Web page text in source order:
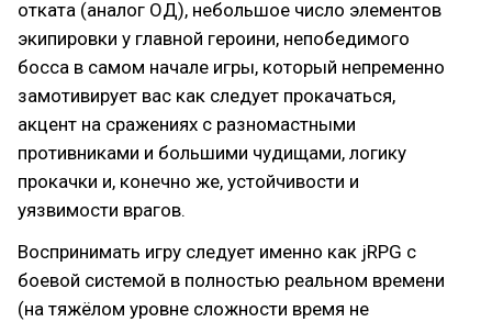
отката (аналог ОД), небольшое число элементов
экипировки у главной героини, непобедимого
босса в самом начале игры, который непременно
замотивирует вас как следует прокачаться,
акцент на сражениях с разномастными
противниками и большими чудищами, логику
прокачки и, конечно же, устойчивости и
уязвимости врагов.
Воспринимать игру следует именно как jRPG с
боевой системой в полностью реальном времени
(на тяжёлом уровне сложности время не